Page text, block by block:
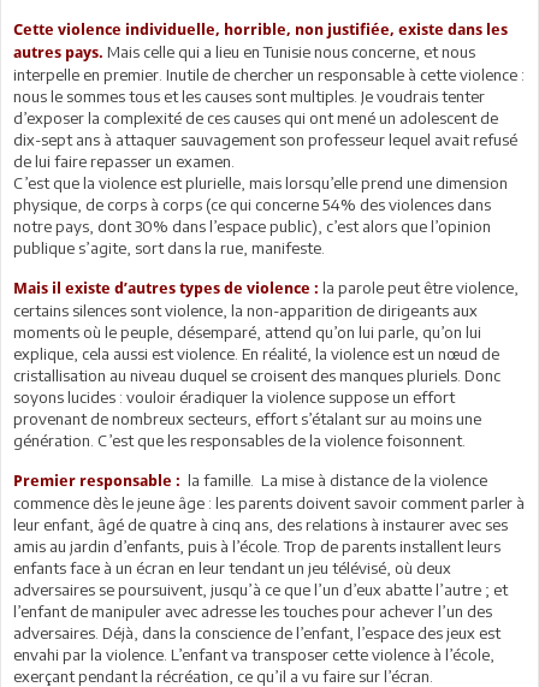
Cette violence individuelle, horrible, non justifiée, existe dans les
autres pays. Mais celle qui a lieu en Tunisie nous concerne, et nous
interpelle en premier. Inutile de chercher un responsable à cette violence :
nous le sommes tous et les causes sont multiples. Je voudrais tenter
d’exposer la complexité de ces causes qui ont mené un adolescent de
dix-sept ans à attaquer sauvagement son professeur lequel avait refusé
de lui faire repasser un examen.
C’est que la violence est plurielle, mais lorsqu’elle prend une dimension
physique, de corps à corps (ce qui concerne 54% des violences dans
notre pays, dont 30% dans l’espace public), c’est alors que l’opinion
publique s’agite, sort dans la rue, manifeste.
Mais il existe d’autres types de violence : la parole peut être violence,
certains silences sont violence, la non-apparition de dirigeants aux
moments où le peuple, désemparé, attend qu’on lui parle, qu’on lui
explique, cela aussi est violence. En réalité, la violence est un nœud de
cristallisation au niveau duquel se croisent des manques pluriels. Donc
soyons lucides : vouloir éradiquer la violence suppose un effort
provenant de nombreux secteurs, effort s’étalant sur au moins une
génération. C’est que les responsables de la violence foisonnent.
Premier responsable : la famille. La mise à distance de la violence
commence dès le jeune âge : les parents doivent savoir comment parler à
leur enfant, âgé de quatre à cinq ans, des relations à instaurer avec ses
amis au jardin d’enfants, puis à l’école. Trop de parents installent leurs
enfants face à un écran en leur tendant un jeu télévisé, où deux
adversaires se poursuivent, jusqu’à ce que l’un d’eux abatte l’autre ; et
l’enfant de manipuler avec adresse les touches pour achever l’un des
adversaires. Déjà, dans la conscience de l’enfant, l’espace des jeux est
envahi par la violence. L’enfant va transposer cette violence à l’école,
exerçant pendant la récréation, ce qu’il a vu faire sur l’écran.